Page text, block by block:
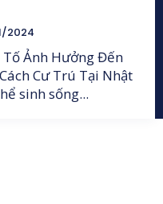
2024
Tố Ảnh Hưởng Đến
Cư Trú Tại Nhật
thể sinh sống...